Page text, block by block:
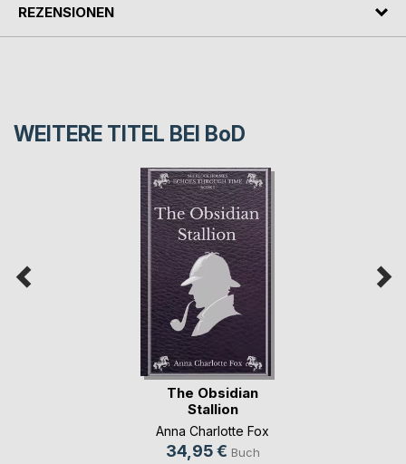
REZENSIONEN
WEITERE TITEL BEI BoD
The Obsidian
Stallion
Anna Charlotte Fox
34,95 € Buch